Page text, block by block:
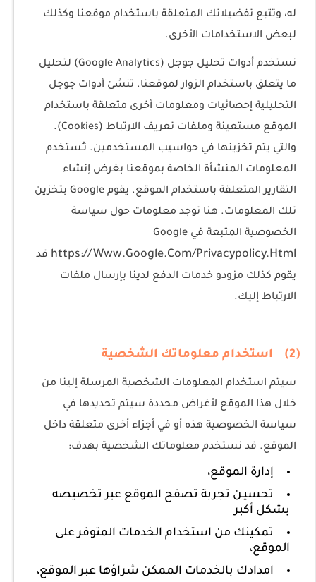
له، وتتبع تفضيلاتك المتعلقة باستخدام موقعنا وكذلك
لبعض الاستخدامات الأخرى.
نستخدم أدوات تحليل جوجل (Google Analytics) لتحليل
ما يتعلق باستخدام الزوار لموقعنا. تنشئ أدوات جوجل
التحليلية إحصائيات ومعلومات أخرى متعلقة باستخدام
الموقع مستعينة وملفات تعريف الارتباط (Cookies).
والتي يتم تخزينها في حواسيب المستخدمين. تـُستخدم
المعلومات المنشأة الخاصة بموقعنا بغرض إنشاء
التقارير المتعلقة باستخدام الموقع. يقوم Google بتخزين
تلك المعلومات. هنا توجد معلومات حول سياسة
الخصوصية المتبعة في Google
https://Www.Google.Com/Privacypolicy.Html قد
يقوم كذلك مزودو خدمات الدفع لدينا بإرسال ملفات
الارتباط إليك.
(2) استخدام معلوماتك الشخصية
سيتم استخدام المعلومات الشخصية المرسلة إلينا من
خلال هذا الموقع لأغراض محددة سيتم تحديدها في
سياسة الخصوصية هذه أو في أجزاء أخرى متعلقة داخل
الموقع. قد نستخدم معلوماتك الشخصية بهدف:
إدارة الموقع،
تحسيـن تجربة تصفح الموقع عبر تخصيصه
بشكل أكبر
تمكينك من استخدام الخدمات المتوفر على
الموقع،
امدادك بالخدمات الممكن شراؤها عبر الموقع،